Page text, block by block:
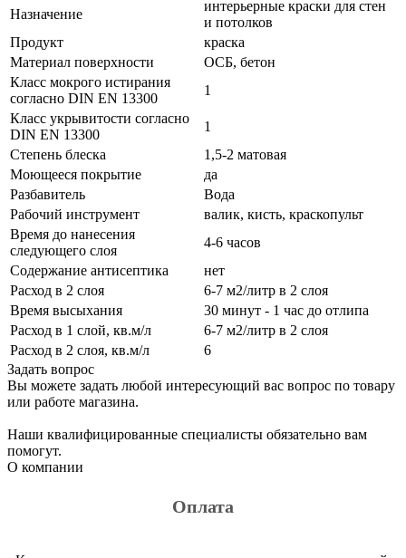
Назначение
интерьерные краски для стен
и потолков
Продукт
краска
Материал поверхности
ОСБ, бетон
Класс мокрого истирания
согласно DIN EN 13300
1
Класс укрывитости согласно
DIN EN 13300
1
Степень блеска
1,5-2 матовая
Моющееся покрытие
да
Разбавитель
Вода
Рабочий инструмент
валик, кисть, краскопульт
Время до нанесения
следующего слоя
4-6 часов
Содержание антисептика
нет
Расход в 2 слоя
6-7 м2/литр в 2 слоя
Время высыхания
30 минут - 1 час до отлипа
Расход в 1 слой, кв.м/л
6-7 м2/литр в 2 слоя
Расход в 2 слоя, кв.м/л
6
Задать вопрос
Вы можете задать любой интересующий вас вопрос по товару
или работе магазина.
Наши квалифицированные специалисты обязательно вам
помогут.
О компании
Оплата